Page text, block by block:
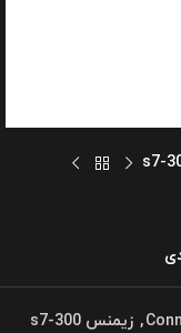
, زیمنس s7-300